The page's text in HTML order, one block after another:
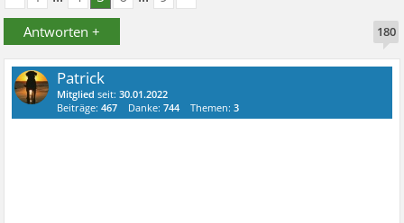
Antworten + 180
Patrick
Mitglied seit:30.01.2022
Beiträge:467 Danke:744 Themen:3